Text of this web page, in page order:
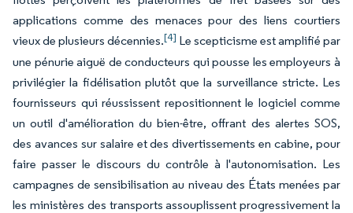
applications comme des menaces pour des liens courtiers
vieux de plusieurs décennies.[4] Le scepticisme est amplifié par
une pénurie aiguë de conducteurs qui pousse les employeurs à
privilégier la fidélisation plutôt que la surveillance stricte. Les
fournisseurs qui réussissent repositionnent le logiciel comme
un outil d'amélioration du bien-être, offrant des alertes SOS,
des avances sur salaire et des divertissements en cabine, pour
faire passer le discours du contrôle à l'autonomisation. Les
campagnes de sensibilisation au niveau des États menées par
les ministères des transports assouplissent progressivement la